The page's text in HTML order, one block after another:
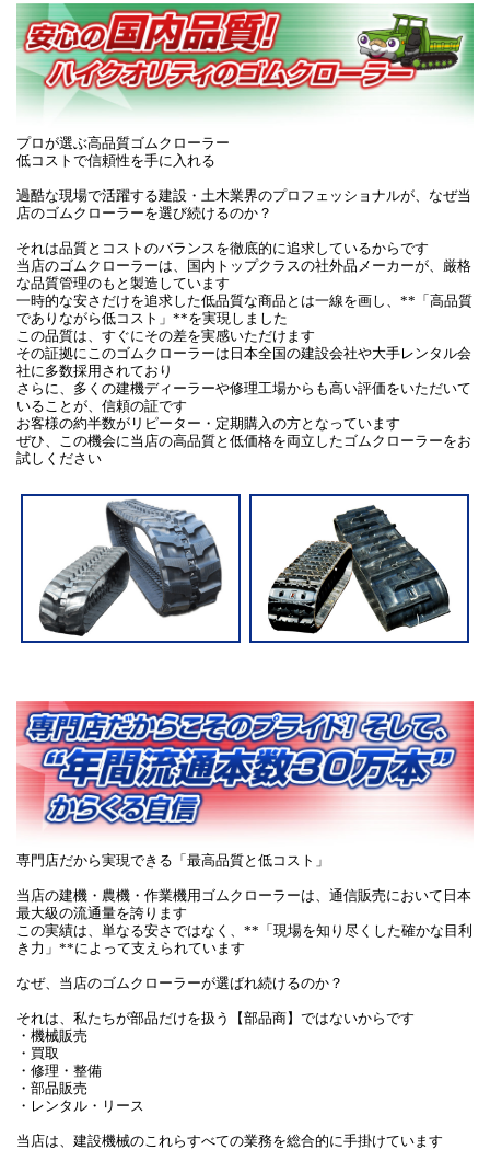
プロが選ぶ高品質ゴムクローラー
低コストで信頼性を手に入れる
過酷な現場で活躍する建設・土木業界のプロフェッショナルが、なぜ当
店のゴムクローラーを選び続けるのか？
それは品質とコストのバランスを徹底的に追求しているからです
当店のゴムクローラーは、国内トップクラスの社外品メーカーが、厳格
な品質管理のもと製造しています
一時的な安さだけを追求した低品質な商品とは一線を画し、**「高品質
でありながら低コスト」**を実現しました
この品質は、すぐにその差を実感いただけます
その証拠にこのゴムクローラーは日本全国の建設会社や大手レンタル会
社に多数採用されており
さらに、多くの建機ディーラーや修理工場からも高い評価をいただいて
いることが、信頼の証です
お客様の約半数がリピーター・定期購入の方となっています
ぜひ、この機会に当店の高品質と低価格を両立したゴムクローラーをお
試しください
専門店だから実現できる「最高品質と低コスト」
当店の建機・農機・作業機用ゴムクローラーは、通信販売において日本
最大級の流通量を誇ります
この実績は、単なる安さではなく、**「現場を知り尽くした確かな目利
き力」**によって支えられています
なぜ、当店のゴムクローラーが選ばれ続けるのか？
それは、私たちが部品だけを扱う【部品商】ではないからです
・機械販売
・買取
・修理・整備
・部品販売
・レンタル・リース
当店は、建設機械のこれらすべての業務を総合的に手掛けています